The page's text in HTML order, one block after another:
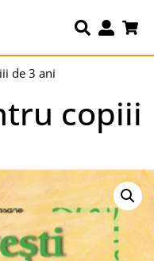
de 3 ani
copiii